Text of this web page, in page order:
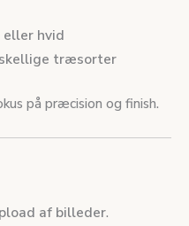
eller hvid
træsorter
på præcision og finish.
af billeder.